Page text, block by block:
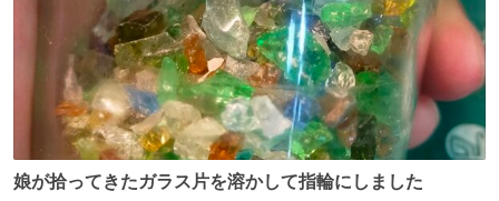
娘が拾ってきたガラス片を溶かして指輪にしました